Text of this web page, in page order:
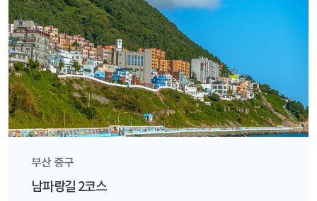
부산 중구
남파랑길 2코스